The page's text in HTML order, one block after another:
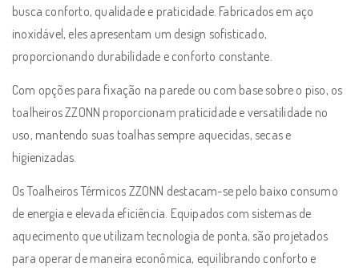
1
-
127V
busca conforto, qualidade e praticidade. Fabricados em aço
inoxidável, eles apresentam um design sofisticado,
proporcionando durabilidade e conforto constante.
Com opções para fixação na parede ou com base sobre o piso, os
toalheiros ZZONN proporcionam praticidade e versatilidade no
uso, mantendo suas toalhas sempre aquecidas, secas e
higienizadas.
Os Toalheiros Térmicos ZZONN destacam-se pelo baixo consumo
de energia e elevada eficiência. Equipados com sistemas de
aquecimento que utilizam tecnologia de ponta, são projetados
para operar de maneira econômica, equilibrando conforto e